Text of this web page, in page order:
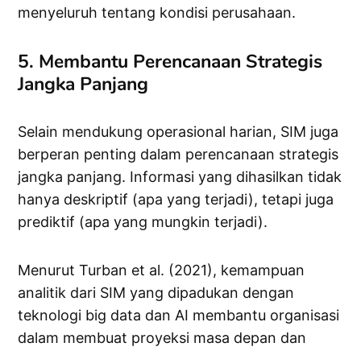
menyeluruh tentang kondisi perusahaan.
5. Membantu Perencanaan Strategis
Jangka Panjang
Selain mendukung operasional harian, SIM juga
berperan penting dalam perencanaan strategis
jangka panjang. Informasi yang dihasilkan tidak
hanya deskriptif (apa yang terjadi), tetapi juga
prediktif (apa yang mungkin terjadi).
Menurut Turban et al. (2021), kemampuan
analitik dari SIM yang dipadukan dengan
teknologi big data dan AI membantu organisasi
dalam membuat proyeksi masa depan dan